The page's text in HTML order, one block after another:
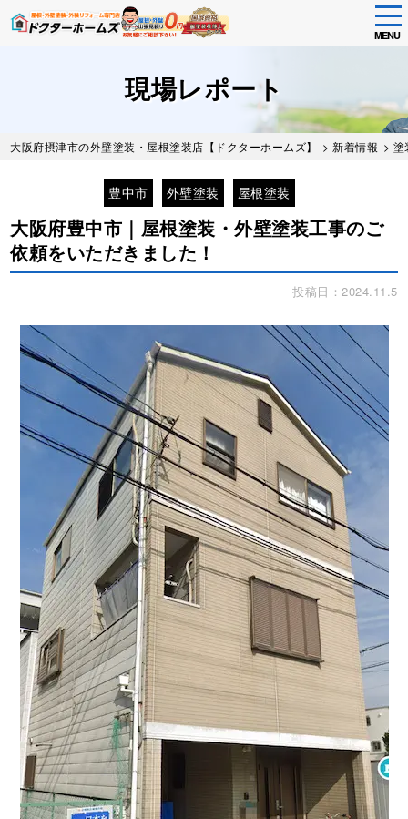
MENU
現場レポート
大阪府摂津市の外壁塗装・屋根塗装店【ドクターホームズ】 >新着情報 > 塗
豊中市 外壁塗装 屋根塗装
大阪府豊中市｜屋根塗装・外壁塗装工事のご
依頼をいただきました！
投稿日：2024.11.5